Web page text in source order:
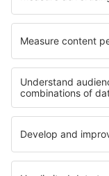
Beste
Verblijf in Val di Fassa
Verblijf in Ischia
Verblijf aan de
Verblijf in Arc
Verblijf in Montes